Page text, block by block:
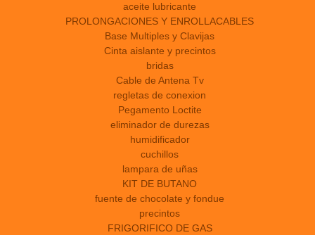
aceite lubricante
PROLONGACIONES Y ENROLLACABLES
Base Multiples y Clavijas
Cinta aislante y precintos
bridas
Cable de Antena Tv
regletas de conexion
Pegamento Loctite
eliminador de durezas
humidificador
cuchillos
lampara de uñas
KIT DE BUTANO
fuente de chocolate y fondue
precintos
FRIGORIFICO DE GAS